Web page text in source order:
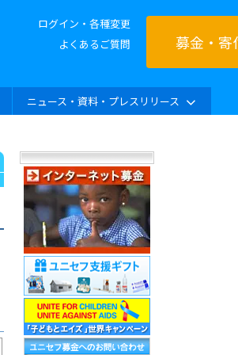
ログイン・各種変更
よくあるご質問
募金・寄
ニュース・資料・プレスリリース